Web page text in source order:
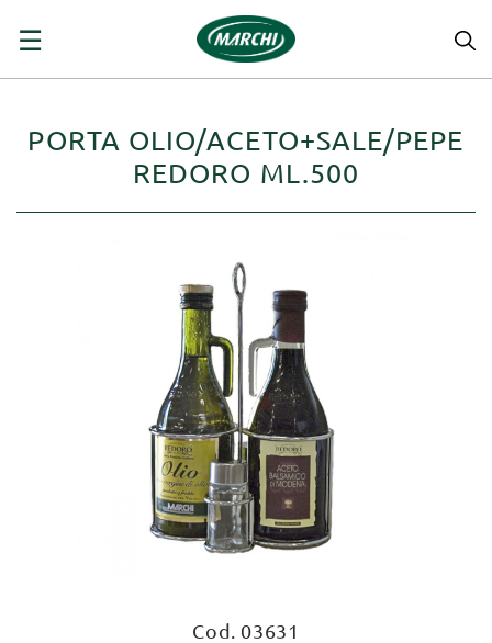
navigazione
☰
PORTA OLIO/ACETO+SALE/PEPE
REDORO ML.500
Cod. 03631